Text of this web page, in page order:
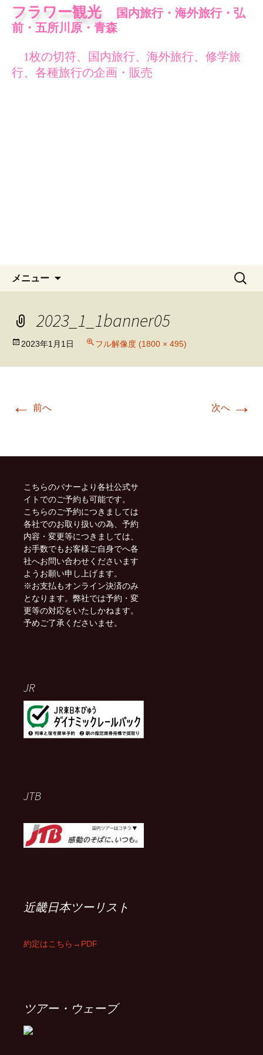
フラワー観光
国内旅行・海外旅行・弘
前・五所川原・青森
1枚の切符、国内旅行、海外旅行、修学旅
行、各種旅行の企画・販売
メニュー
ン
ツ
へ
検
2023_1_1banner05
2023年1月1日 フル解像度 (1800 × 495)
← 前へ 次へ →
こちらのバナーより各社公式サ
イトでのご予約も可能です。
こちらのご予約につきましては
各社でのお取り扱いの為、予約
内容・変更等につきましては、
お手数でもお客様ご自身でへ各
社へお問い合わせくださいます
ようお願い申し上げます。
※お支払もオンライン決済のみ
となります。弊社では予約・変
更等の対応をいたしかねます。
予めご了承くださいませ。
JR
JTB
近畿日本ツーリスト
約定はこちら→PDF
ツアー・ウェーブ